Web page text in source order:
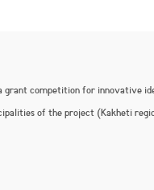
competition for innovative
of the project (Kakheti